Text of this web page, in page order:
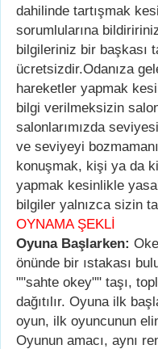
dahilinde tartışmak
sorumlularına
bilgileriniz bir başkası
ücretsizdir.Odanıza
hareketler yapmak
bilgi verilmeksizin
salonlarımızda
ve seviyeyi
konuşmak, kişi ya da
yapmak kesinlikle
bilgiler yalnızca sizin
OYNAMA ŞEKLİ
Oyuna Başlarken:
önünde bir ıstakası
""sahte okey"" taşı,
dağıtılır. Oyuna ilk
oyun, ilk oyuncunun
Oyunun amacı, aynı